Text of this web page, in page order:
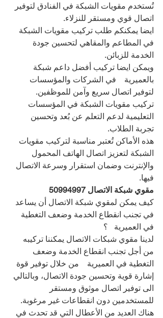
تُستخدم مقويات الشبكة في الفنادق لتوفير
اتصال قوي ومستقر للنزلاء.
ايضا يمكنكم طلب تركيب مقويات الشبكة
في المطاعم والمقاهي لتحسين جودة
الخدمة للزبائن.
ويمكن ايضا تركيب أفضل داعم شبكة
بالعميرية    في الشركات والمؤسسات
لتوفير اتصال سريع وآمن للموظفين.
تركيب مقويات الشبكة في المؤسسات
التعليمية لدعم التعلم عن بُعد وتحسين
تجربة الطلاب.
هذه الأماكن تُعتبر مناسبة لتركيب مقويات
الشبكة لتعزيز اتصال الهاتف المحمول
والإنترنت وضمان استقرار وسرعة الاتصال
فيها.
مقوي شبكة الاتصال 50994997
كيف يمكن لمقوي شبكة الاتصال أن يساعد
في تجنب انقطاع الخدمة وضعف التغطية
في العميرية   ؟
لدينا مقوي شبكات الاتصال يمكننا تركيبه
من أجل تجنب انقطاع الخدمة وضعف
التغطية في العميرية    من خلال توفير قوة
إشارة قوية وتحسين جودة الاتصال، وبالتالي
الى توفير اتصال موثوق ومستقر
للمستخدمين دون انقطاعات غير مرغوبة.
هناك العديد من الأعطال التي قد تحدث في